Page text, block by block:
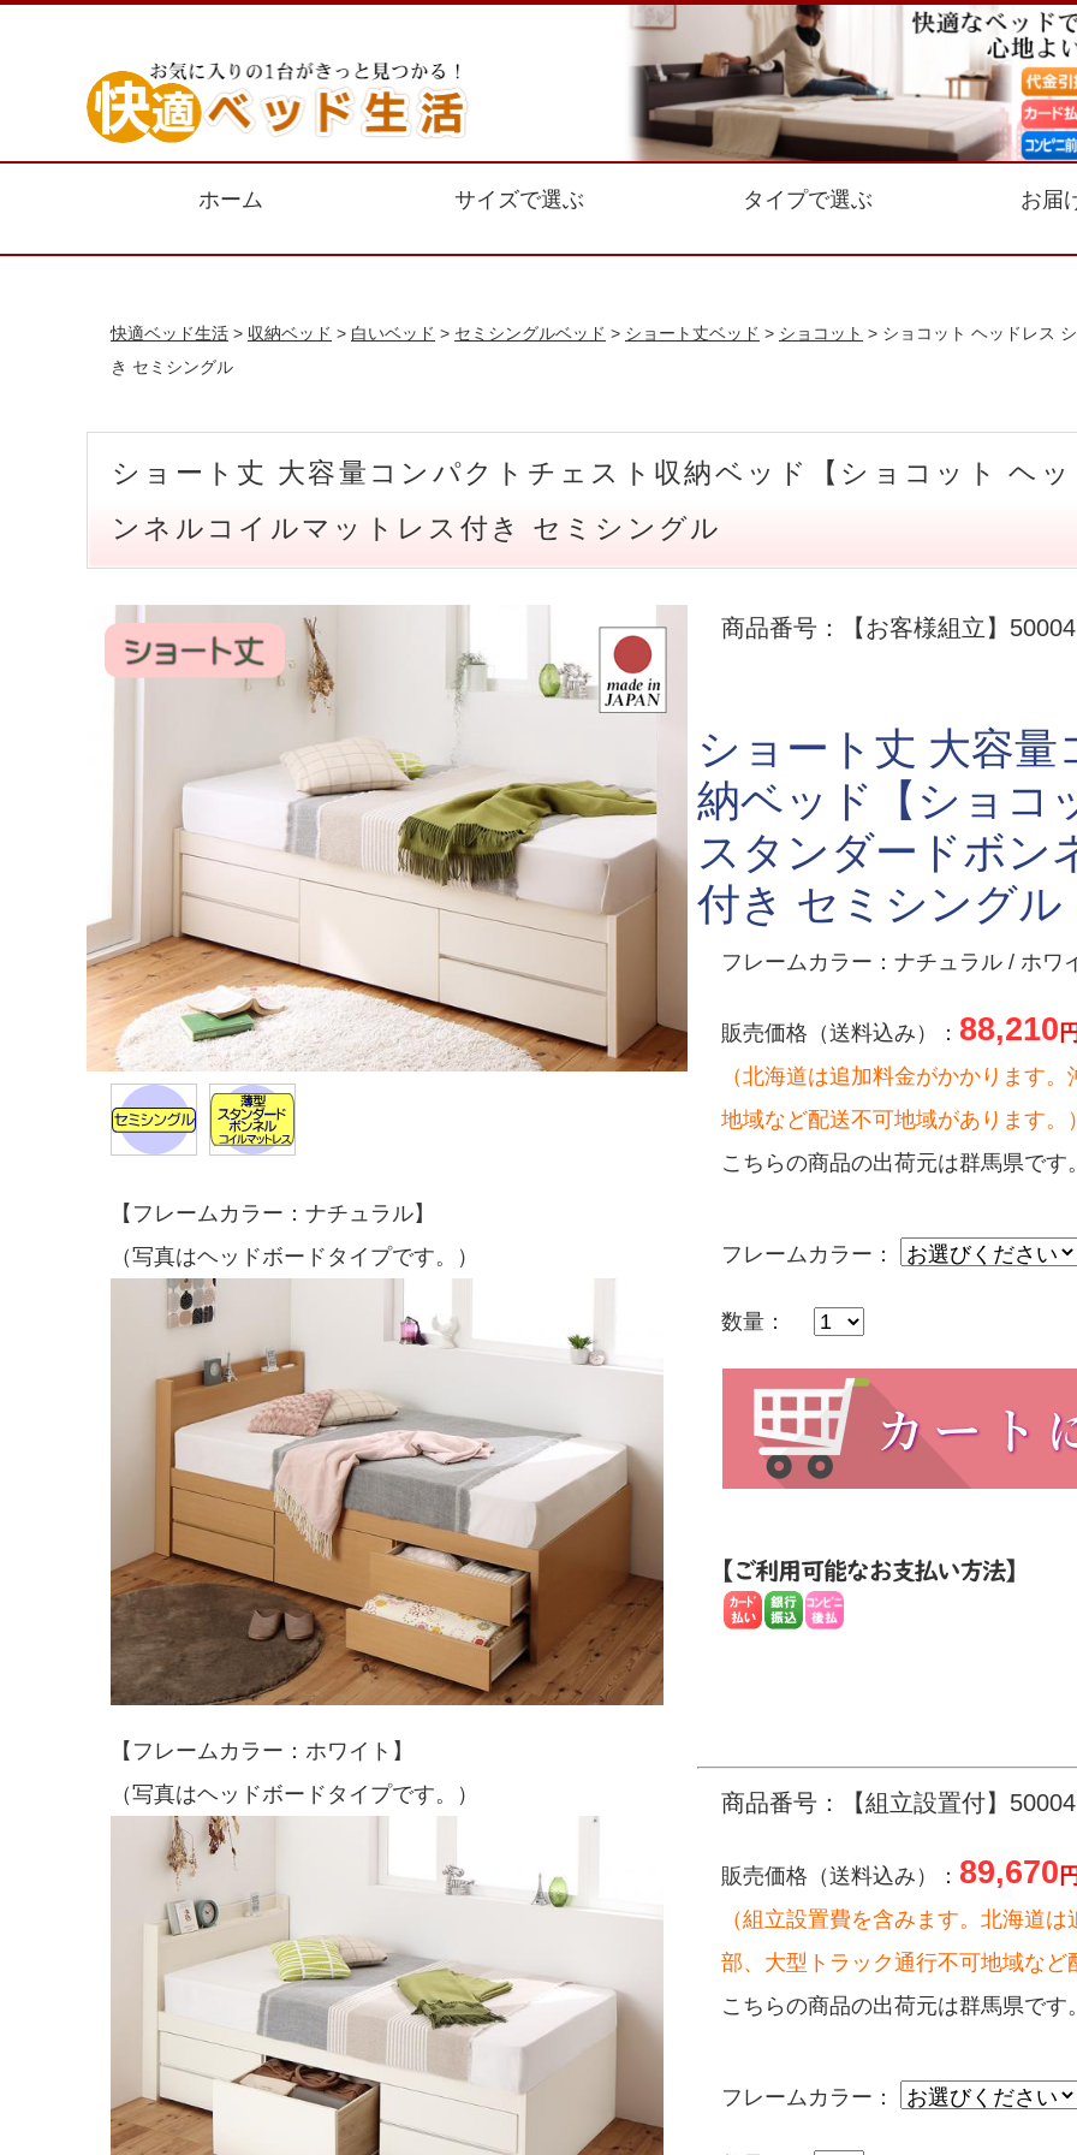
ホーム サイズで選ぶ タイプで選ぶ お届
快適ベッド生活 > 収納ベッド > 白いベッド > セミシングルベッド > ショート丈ベッド > ショコット > ショコット ヘッドレス
き セミシングル
ショート丈 大容量コンパクトチェスト収納ベッド【ショコット ヘ
ンネルコイルマットレス付き セミシングル
【フレームカラー：ナチュラル】
（写真はヘッドボードタイプです。）
【フレームカラー：ホワイト】
（写真はヘッドボードタイプです。）
商品番号：【お客様組立】
ショート丈 大容
納ベッド【ショコ
スタンダードボン
付き セミシングル
フレームカラー：ナチュラル / ホワ
販売価格（送料込み）： 88,210
（北海道は追加料金がかかります
地域など配送不可地域があります。
こちらの商品の出荷元は群馬県です
フレームカラー：
数量：
商品番号：【組立設置付】
販売価格（送料込み）： 89,670
（組立設置費を含みます。北海道
部、大型トラック通行不可地域な
こちらの商品の出荷元は群馬県です
フレームカラー：